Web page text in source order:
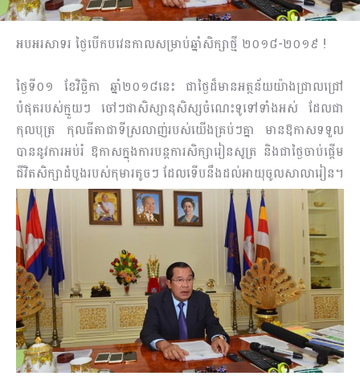
អបអរសាទរ ថ្ងៃបើកបវេនកាលសម្រាប់ឆ្នាំសិក្សាថ្មី ២០១៨-២០១៩ !
ថ្ងៃទី០១​ ខែវិច្ឆិកា ឆ្នាំ២០១៨នេះ​​ ជាថ្ងៃដ៏មានអត្ថន័យយ៉ាងជ្រាលជ្រៅ
បំផុតរបស់ក្មួយៗ ចៅៗជាសិស្សានុសិស្សចំណេះទូទៅទាំងអស់ ដែលជា
កុលបុត្រ កុលធីតាជាទីស្រលាញ់របស់យើងគ្រប់ៗគ្នា មានឱកាសទទួល
បាននូវការអប់រំ ឱកាសក្នុងការបន្តការសិក្សារៀនសូត្រ និងជាថ្ងៃចាប់ផ្តើម
ជីវិតសិក្សាដំបូងរបស់កុមារតូចៗ ដែលទើបនឹងដល់អាយុចូលសាលារៀន។​